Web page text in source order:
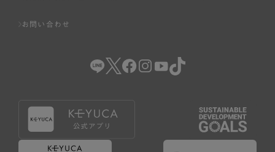
お問い合わせ